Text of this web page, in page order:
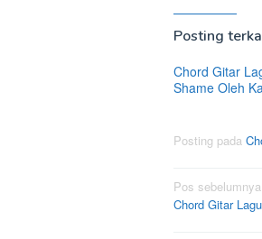
Posting
Chord Gitar
Shame Oleh
Posting pada
Navigasi
pos
Pos sebelumnya
Chord Gitar